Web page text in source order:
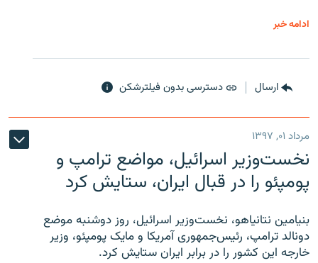
ادامه خبر
ارسال دسترسی بدون فیلترشکن
مرداد ۰۱, ۱۳۹۷
نخست‌وزیر اسرائیل، مواضع ترامپ و
پومپئو را در قبال ایران، ستایش کرد
بنیامین نتانیاهو، نخست‌وزیر اسرائیل، روز دوشنبه موضع
دونالد ترامپ، رئیس‌جمهوری آمریکا و مایک پومپئو، وزیر
خارجه این کشور را در برابر ایران ستایش کرد.